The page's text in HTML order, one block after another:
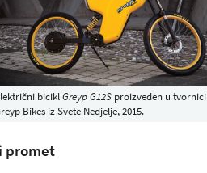
biciklGreyp G12S proizveden u tvornici
Bikes iz Svete Nedjelje, 2015.
promet